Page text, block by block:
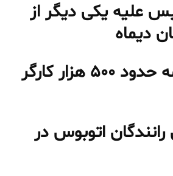
علیه یکی دیگر از
دیماه
قطع شدن بیمه حدود ۵۰۰ هزار کارگر
اتوبوس در